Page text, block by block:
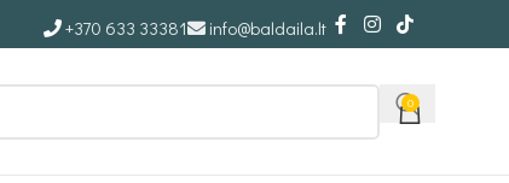
+370 633 33381 info@baldaila.lt
0